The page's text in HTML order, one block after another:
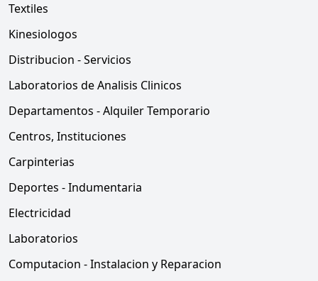
Textiles
Kinesiologos
Distribucion - Servicios
Laboratorios de Analisis Clinicos
Departamentos - Alquiler Temporario
Centros, Instituciones
Carpinterias
Deportes - Indumentaria
Electricidad
Laboratorios
Computacion - Instalacion y Reparacion